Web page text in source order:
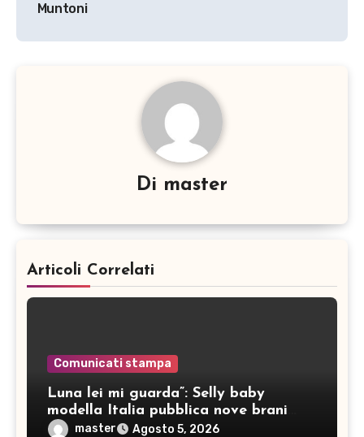
Muntoni
Di master
Articoli Correlati
Comunicati stampa
Luna lei mi guarda”: Selly baby
modella Italia pubblica nove brani
ineditimaster Agosto 5, 2026